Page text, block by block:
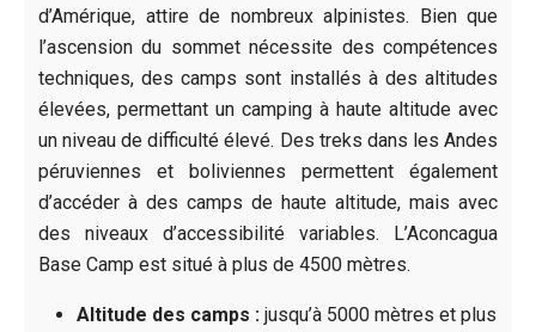
d’Amérique, attire de nombreux alpinistes. Bien que
l’ascension du sommet nécessite des compétences
techniques, des camps sont installés à des altitudes
élevées, permettant un camping à haute altitude avec
un niveau de difficulté élevé. Des treks dans les Andes
péruviennes et boliviennes permettent également
d’accéder à des camps de haute altitude, mais avec
des niveaux d’accessibilité variables. L’Aconcagua
Base Camp est situé à plus de 4500 mètres.
Altitude des camps : jusqu’à 5000 mètres et plus